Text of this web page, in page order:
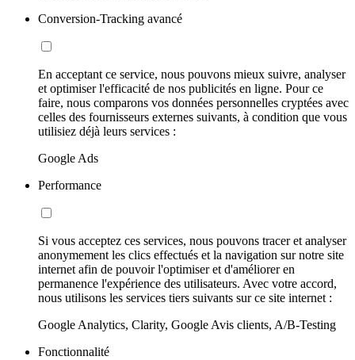
Conversion-Tracking avancé
En acceptant ce service, nous pouvons mieux suivre, analyser
et optimiser l'efficacité de nos publicités en ligne. Pour ce
faire, nous comparons vos données personnelles cryptées avec
celles des fournisseurs externes suivants, à condition que vous
utilisiez déjà leurs services :
Google Ads
Performance
Si vous acceptez ces services, nous pouvons tracer et analyser
anonymement les clics effectués et la navigation sur notre site
internet afin de pouvoir l'optimiser et d'améliorer en
permanence l'expérience des utilisateurs. Avec votre accord,
nous utilisons les services tiers suivants sur ce site internet :
Google Analytics, Clarity, Google Avis clients, A/B-Testing
Fonctionnalité